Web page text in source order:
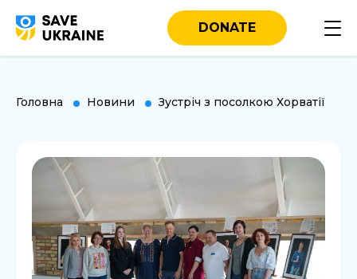
DONATE
Головна Новини Зустріч з посолкою Хорватії